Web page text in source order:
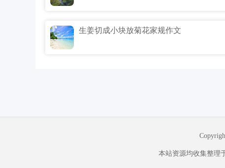
生姜切成小块放菊花家规作文
本站资源均收集整理